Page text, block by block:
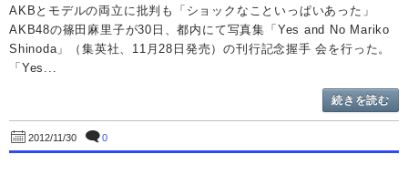
AKBとモデルの両立に批判も「ショックなこといっぱいあった」
AKB48の篠田麻里子が30日、都内にて写真集「Yes and No Mariko
Shinoda」（集英社、11月28日発売）の刊行記念握手 会を行った。
「Yes...
続きを読む
2012/11/30 0